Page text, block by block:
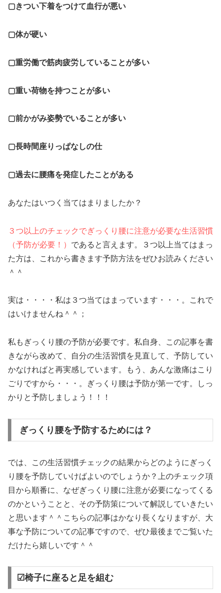
▢きつい下着をつけて血行が悪い
▢体が硬い
▢重労働で筋肉疲労していることが多い
▢重い荷物を持つことが多い
▢前かがみ姿勢でいることが多い
▢長時間座りっぱなしの仕
▢過去に腰痛を発症したことがある
あなたはいつく当てはまりましたか？
３つ以上のチェックでぎっくり腰に注意が必要な生活習慣
（予防が必要！） であると言えます。３つ以上当てはまっ
た方は、これから書きます予防方法をぜひお読みください
＾＾
実は・・・・私は３つ当てはまっています・・・。これで
はいけませんね＾＾；
私もぎっくり腰の予防が必要です。私自身、この記事を書
きながら改めて、自分の生活習慣を見直して、予防してい
かなければと再実感しています。もう、あんな激痛はこり
ごりですから・・・。ぎっくり腰は予防が第一です。しっ
かりと予防しましょう！！！
ぎっくり腰を予防するためには？
では、この生活習慣チェックの結果からどのようにぎっく
り腰を予防していけばよいのでしょうか？上のチェック項
目から順番に、なぜぎっくり腰に注意が必要になってくる
のかということと、その予防策について解説していきたい
と思います＾＾こちらの記事はかなり長くなりますが、大
事な予防についての記事ですので、ぜひ最後までご覧いた
だけたら嬉しいです＾＾
☑椅子に座ると足を組む